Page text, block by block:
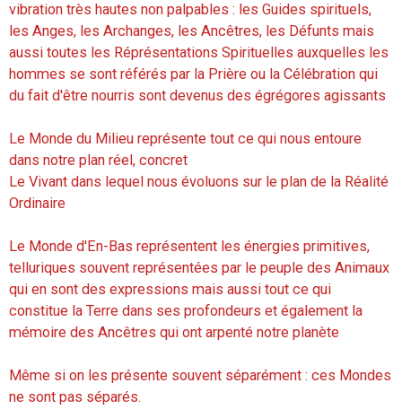
vibration très hautes non palpables : les Guides spirituels,
les Anges, les Archanges, les Ancêtres, les Défunts mais
aussi toutes les Réprésentations Spirituelles auxquelles les
hommes se sont référés par la Prière ou la Célébration qui
du fait d'être nourris sont devenus des égrégores agissants
Le Monde du Milieu représente tout ce qui nous entoure
dans notre plan réel, concret
Le Vivant dans lequel nous évoluons sur le plan de la Réalité
Ordinaire
Le Monde d'En-Bas représentent les énergies primitives,
telluriques souvent représentées par le peuple des Animaux
qui en sont des expressions mais aussi tout ce qui
constitue la Terre dans ses profondeurs et également la
mémoire des Ancêtres qui ont arpenté notre planète
Même si on les présente souvent séparément : ces Mondes
ne sont pas séparés.